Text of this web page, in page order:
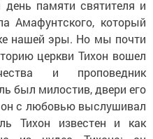
памяти святителя и
Амафунтского, который
нашей эры. Но мы почти
церкви Тихон вошел
и проповедник
был милостив, двери его
с любовью выслушивал
Тихон известен и как